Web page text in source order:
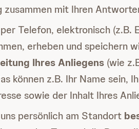
zusammen mit Ihren
Telefon, elektronisch (z.B.
erheben und speichern
Ihres Anliegens (wie
können z.B. Ihr Name sein,
sowie der Inhalt Ihres
persönlich am Standort